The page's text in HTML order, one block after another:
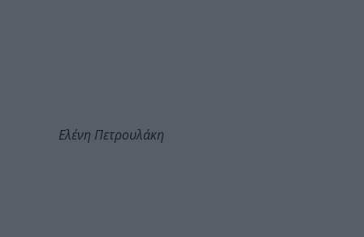
Ελένη Πετρουλάκη